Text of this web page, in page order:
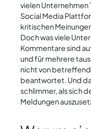
vielen
Social Media
kritischen
Doch was viele
Kommentare sind
und für mehrere
nicht von
beantwortet. Und
schlimmer, als sich
Meldungen